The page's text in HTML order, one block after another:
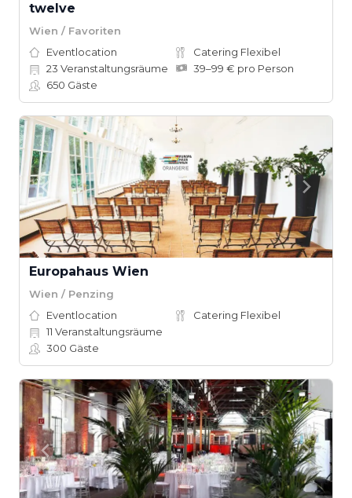
twelve
Wien / Favoriten
Eventlocation
Catering Flexibel
23 Veranstaltungsräume
39–99 € pro Person
650 Gäste
Europahaus Wien
Wien / Penzing
Eventlocation
Catering Flexibel
11 Veranstaltungsräume
300 Gäste